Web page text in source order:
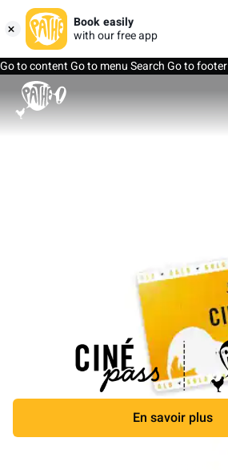
Book easily
with our free app
Go to contentGo to menuSearchGo to footer
En savoir plus